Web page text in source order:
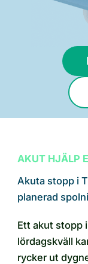
AKUT HJÄLP
Akuta stopp i
planerad
Ett akut stopp
lördagskväll
rycker ut